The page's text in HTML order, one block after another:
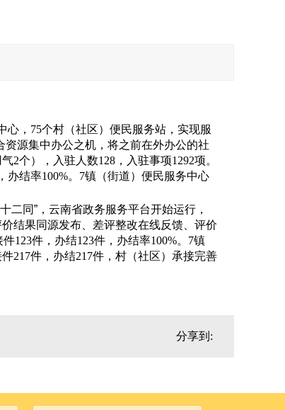
心， 75个村（社区）便民服务站，实现服
源集中办公之机，将之前在外办公的社
气2个），入驻人数128 ，入驻事项1292项。
办结率100%。 7镇（街道）便民服务中心
二同” ，云南省政务服务平台开始运行，
结果同源发布、差评整改在线反馈、评价
件123件，办结123件，办结率100%。 7镇
件217件，办结217件， 村（社区）承接完善
分享到: